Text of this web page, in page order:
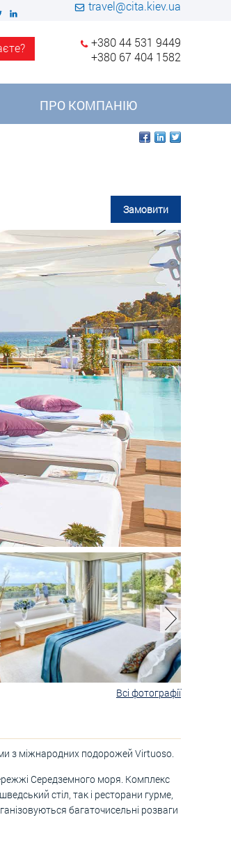
+380 44 531 9449
+380 67 404 1582
travel@cita.kiev.ua
ПРО КОМПАНІЮ
Замовити
Всі фотографії
з міжнародних подорожей Virtuoso.
Середземного моря. Комплекс
стіл, так і ресторани гурме,
багаточисельні розваги